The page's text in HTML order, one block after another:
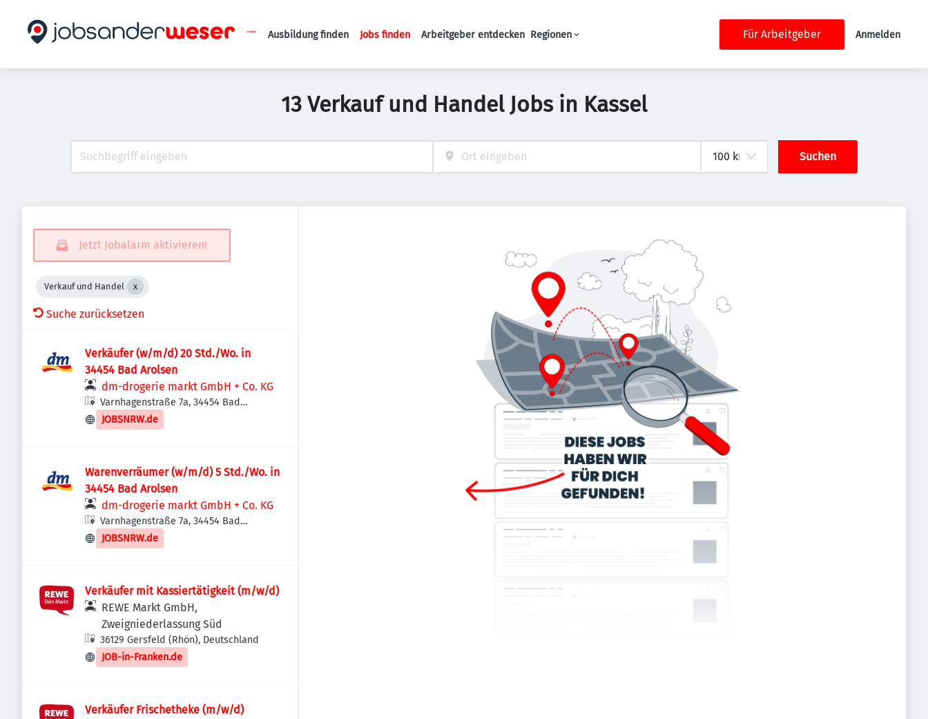
Haupt-Navigation
Ausbildung finden Jobs finden Arbeitgeber entdecken Regionen Für Arbeitgeber Anmelden
13 Verkauf und Handel Jobs in Kassel
Suchen
Jetzt Jobalarm aktivieren!
Verkauf und Handel
Suche zurücksetzen
Verkäufer (w/m/d) 20 Std./Wo. in
34454 Bad Arolsen
dm-drogerie markt GmbH + Co. KG
Varnhagenstraße 7a, 34454 Bad
Arolsen, Deutschland
JOBSNRW.de
Warenverräumer (w/m/d) 5 Std./Wo. in
34454 Bad Arolsen
dm-drogerie markt GmbH + Co. KG
Varnhagenstraße 7a, 34454 Bad
Arolsen, Deutschland
JOBSNRW.de
Verkäufer mit Kassiertätigkeit (m/w/d)
REWE Markt GmbH,
Zweigniederlassung Süd
36129 Gersfeld (Rhön), Deutschland
JOB-in-Franken.de
Verkäufer Frischetheke (m/w/d)